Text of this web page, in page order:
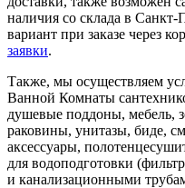
наличия со склада в
вариант при заказе через
заявки.
Также, мы осуществляем
Ванной Комнаты
душевые поддоны, мебель,
раковины, унитазы, биде,
аксессуары,
для водоподготовки
и канализационными